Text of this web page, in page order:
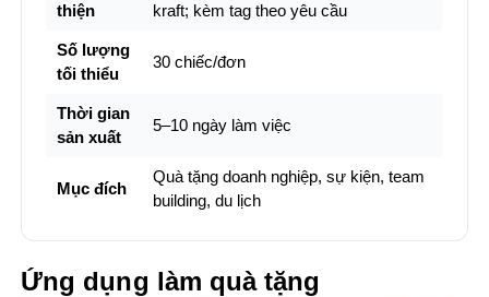
thiện
kraft; kèm tag theo yêu cầu
Số lượng
tối thiểu
30 chiếc/đơn
Thời gian
sản xuất
5–10 ngày làm việc
Mục đích
Quà tặng doanh nghiệp, sự kiện, team
building, du lịch
Ứng dụng làm quà tặng